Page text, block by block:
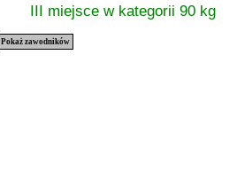
III miejsce w kategorii 90 kg
Pokaż zawodników